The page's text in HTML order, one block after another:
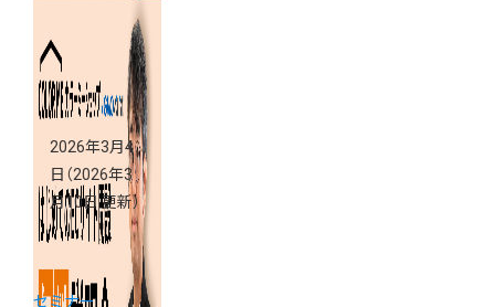
2026年3月4
日 （2026年3
月10日 更新）
セミナー